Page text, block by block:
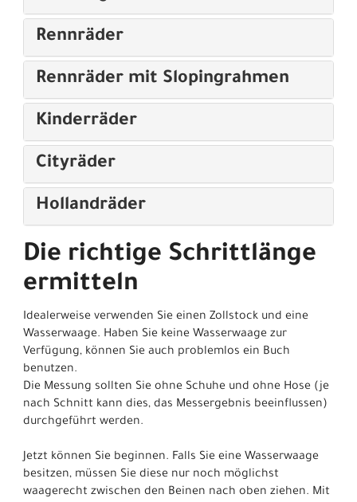
Rennräder
Rennräder mit Slopingrahmen
Kinderräder
Cityräder
Hollandräder
Die richtige Schrittlänge
ermitteln
Idealerweise verwenden Sie einen Zollstock und eine
Wasserwaage. Haben Sie keine Wasserwaage zur
Verfügung, können Sie auch problemlos ein Buch
benutzen.
Die Messung sollten Sie ohne Schuhe und ohne Hose (je
nach Schnitt kann dies, das Messergebnis beeinflussen)
durchgeführt werden.
Jetzt können Sie beginnen. Falls Sie eine Wasserwaage
besitzen, müssen Sie diese nur noch möglichst
waagerecht zwischen den Beinen nach oben ziehen. Mit